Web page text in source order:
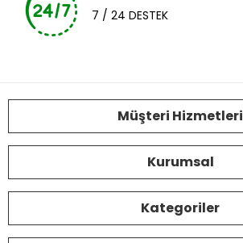
7 / 24 DESTEK
Müşteri Hizmetleri
Kurumsal
Kategoriler